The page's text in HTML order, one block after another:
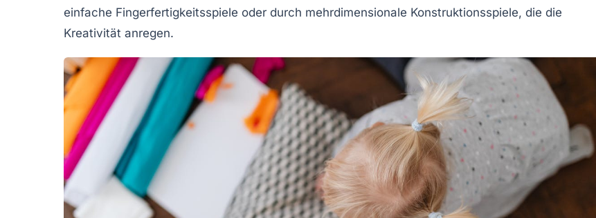
einfache Fingerfertigkeitsspiele oder durch mehrdimensionale Konstruktionsspiele, die die
Kreativität anregen.